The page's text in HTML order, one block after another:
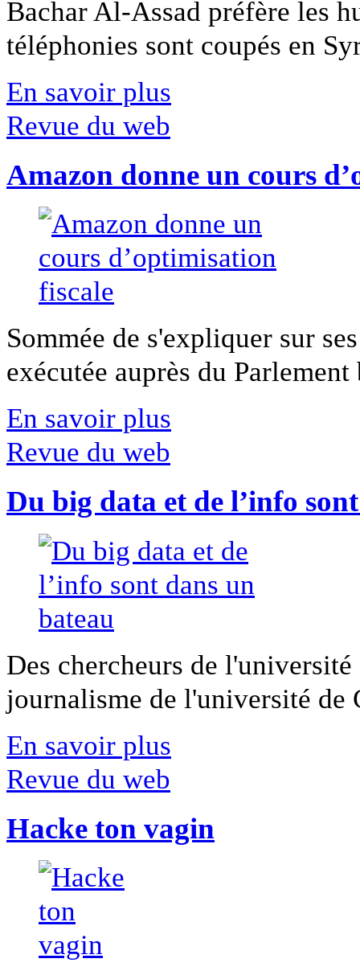
Bachar Al-Assad préfère les
téléphonies sont coupés en
En savoir plus
Revue du web
Amazon donne un cours
Sommée de s'expliquer sur
exécutée auprès du
En savoir plus
Revue du web
Du big data et de l’info
Des chercheurs de
journalisme de l'université
En savoir plus
Revue du web
Hacke ton vagin